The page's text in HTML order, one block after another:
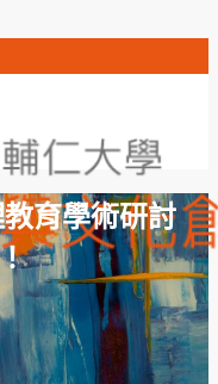
育學術研討